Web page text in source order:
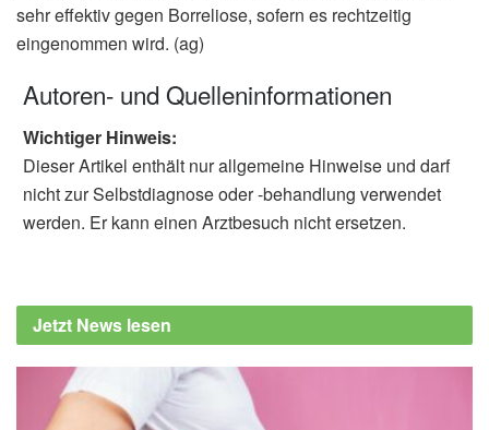
sehr effektiv gegen Borreliose, sofern es rechtzeitig
eingenommen wird. (ag)
Autoren- und Quelleninformationen
Wichtiger Hinweis:
Dieser Artikel enthält nur allgemeine Hinweise und darf
nicht zur Selbstdiagnose oder -behandlung verwendet
werden. Er kann einen Arztbesuch nicht ersetzen.
Jetzt News lesen